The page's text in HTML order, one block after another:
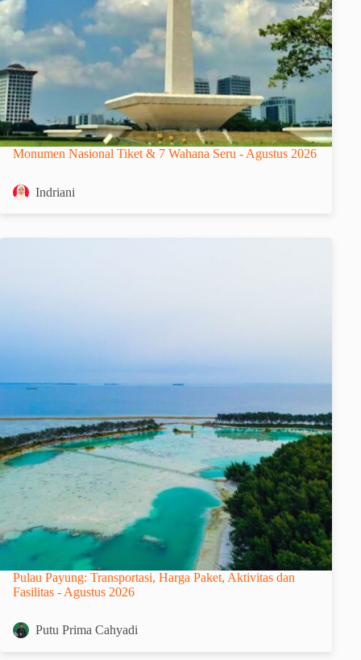
Monumen Nasional Tiket & 7 Wahana Seru - Agustus 2026
Indriani
Pulau Payung: Transportasi, Harga Paket, Aktivitas dan
Fasilitas - Agustus 2026
Putu Prima Cahyadi